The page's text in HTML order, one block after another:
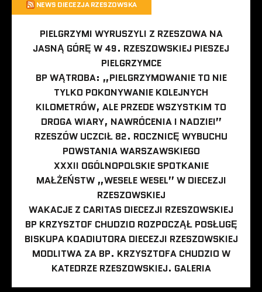
NEWS DIECEZJA RZESZOWSKA
PIELGRZYMI WYRUSZYLI Z RZESZOWA NA
JASNĄ GÓRĘ W 49. RZESZOWSKIEJ PIESZEJ
PIELGRZYMCE
BP WĄTROBA: „PIELGRZYMOWANIE TO NIE
TYLKO POKONYWANIE KOLEJNYCH
KILOMETRÓW, ALE PRZEDE WSZYSTKIM TO
DROGA WIARY, NAWRÓCENIA I NADZIEI”
RZESZÓW UCZCIŁ 82. ROCZNICĘ WYBUCHU
POWSTANIA WARSZAWSKIEGO
XXXII OGÓLNOPOLSKIE SPOTKANIE
MAŁŻEŃSTW „WESELE WESEL” W DIECEZJI
RZESZOWSKIEJ
WAKACJE Z CARITAS DIECEZJI RZESZOWSKIEJ
BP KRZYSZTOF CHUDZIO ROZPOCZĄŁ POSŁUGĘ
BISKUPA KOADIUTORA DIECEZJI RZESZOWSKIEJ
MODLITWA ZA BP. KRZYSZTOFA CHUDZIO W
KATEDRZE RZESZOWSKIEJ. GALERIA